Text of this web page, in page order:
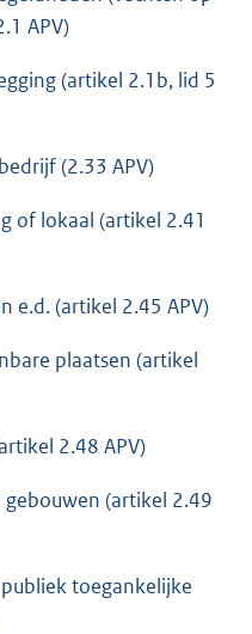
APV)
(artikel 2.1b, lid 5
(2.33 APV)
of lokaal (artikel 2.41
e.d. (artikel 2.45 APV)
plaatsen (artikel
2.48 APV)
(artikel 2.49
toegankelijke